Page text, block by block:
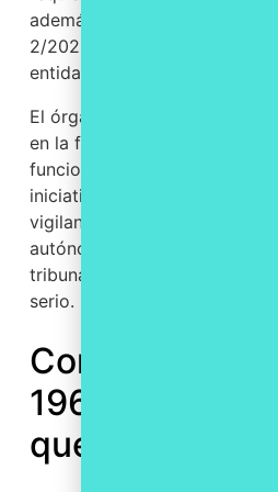
además, una obligación
2/2023 para empresas de
entidades del sector público.
El órgano de cumplimiento,
en la figura del
funcionamiento del modelo
iniciativa propia. El Código
vigilancia se confíe a un
autónomos, y esa
tribunales examinan para
serio.
Compliance
19601 e ISO
qué se